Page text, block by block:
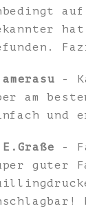
amerasu -
am
und
E.Graße -
guter